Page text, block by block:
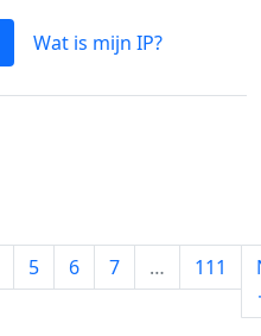
Wat is mijn IP?
5 6 7 … 111